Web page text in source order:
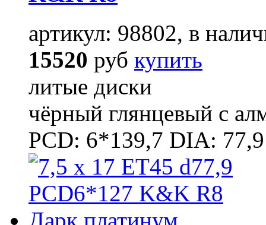
артикул: 98802, в
15520 руб купить
литые диски
чёрный глянцевый с
PCD: 6*139,7 DIA: 77,9